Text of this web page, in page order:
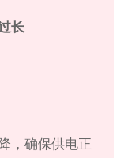
长
，确保供电正